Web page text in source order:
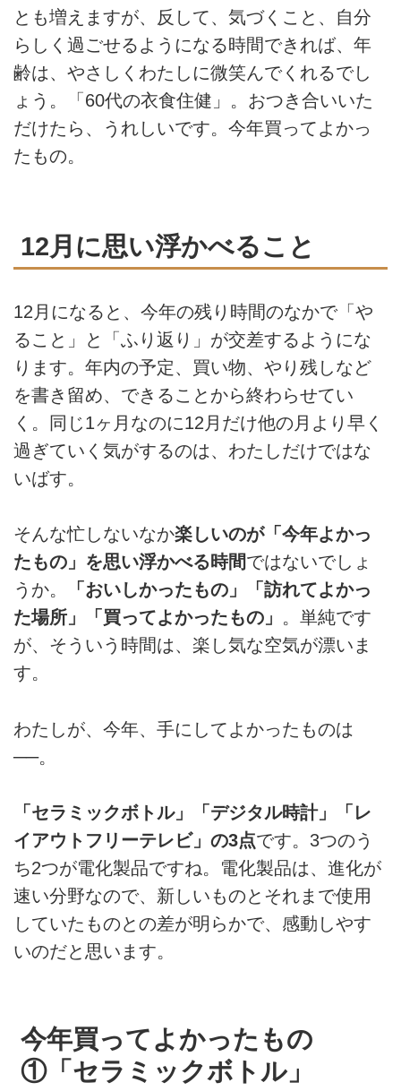
とも増えますが、反して、気づくこと、自分
らしく過ごせるようになる時間できれば、年
齢は、やさしくわたしに微笑んでくれるでし
ょう。「60代の衣食住健」。おつき合いいた
だけたら、うれしいです。今年買ってよかっ
たもの。
12月に思い浮かべること
12月になると、今年の残り時間のなかで「や
ること」と「ふり返り」が交差するようにな
ります。年内の予定、買い物、やり残しなど
を書き留め、できることから終わらせてい
く。同じ1ヶ月なのに12月だけ他の月より早く
過ぎていく気がするのは、わたしだけではな
いばす。
そんな忙しないなか楽しいのが「今年よかっ
たもの」を思い浮かべる時間ではないでしょ
うか。
「おいしかったもの」「訪れてよかっ
た場所」「買ってよかったもの」 。単純です
が、そういう時間は、楽し気な空気が漂いま
す。
わたしが、今年、手にしてよかったものは
──。
「セラミックボトル」「デジタル時計」「レ
イアウトフリーテレビ」の3点です。3つのう
ち2つが電化製品ですね。電化製品は、進化が
速い分野なので、新しいものとそれまで使用
していたものとの差が明らかで、感動しやす
いのだと思います。
今年買ってよかったもの
①「セラミックボトル」